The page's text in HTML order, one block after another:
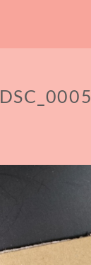
DSC_0005